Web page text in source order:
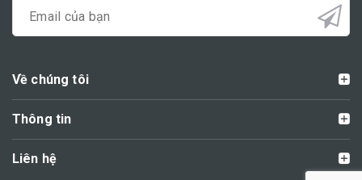
Về chúng tôi
Thông tin
Liên hệ